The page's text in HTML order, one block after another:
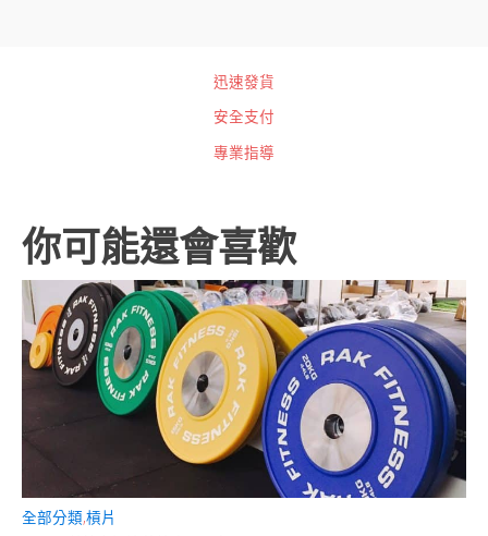
迅速發貨
安全支付
專業指導
你可能還會喜歡
全部分類,槓片